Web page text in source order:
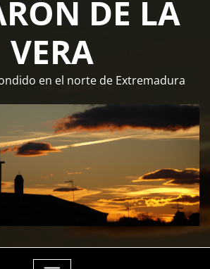
DE LA
VERA
en el norte de Extremadura